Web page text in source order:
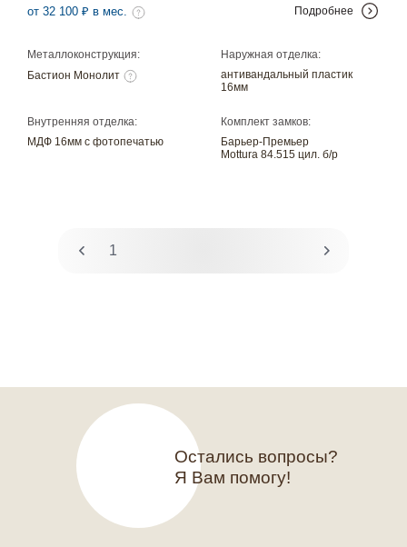
Металлоконструкция:
Бастион Монолит
Наружная отделка:
антивандальный пластик
16мм
Внутренняя отделка:
МДФ 16мм с фотопечатью
Комплект замков:
Барьер-Премьер
Mottura 84.515 цил. б/р
от 32 100 ₽ в мес. Подробнее
1 2
Остались вопросы?
Я Вам помогу!